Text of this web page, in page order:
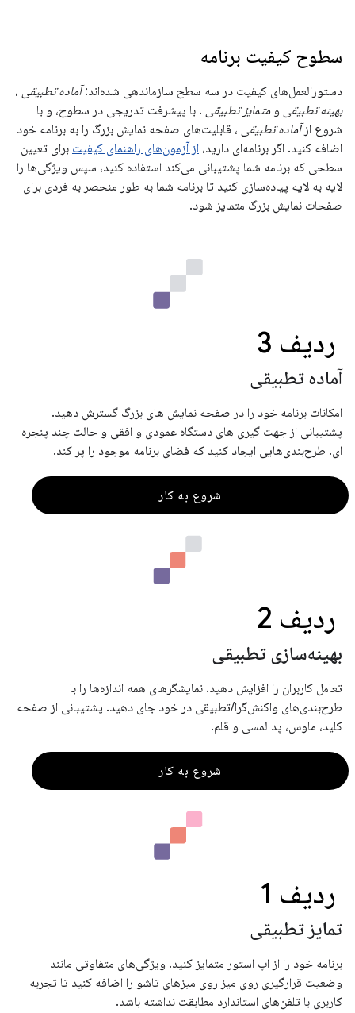
سطوح کیفیت برنامه
دستورالعمل‌های کیفیت در سه سطح سازماندهی شده‌اند:آماده تطبیقی ،
بهینه تطبیقی ​​و متمایز تطبیقی . با پیشرفت تدریجی در سطوح، و با
شروع ازآماده تطبیقی ، قابلیت‌های صفحه نمایش بزرگ را به برنامه خود
اضافه کنید. اگر برنامه‌ای دارید، از آزمون‌های راهنمای کیفیت برای تعیین
سطحی که برنامه شما پشتیبانی می‌کند استفاده کنید، سپس ویژگی‌ها را
لایه به لایه پیاده‌سازی کنید تا برنامه شما به طور منحصر به فردی برای
صفحات نمایش بزرگ متمایز شود.
ردیف 3
آماده تطبیقی
امکانات برنامه خود را در صفحه نمایش های بزرگ گسترش دهید.
پشتیبانی از جهت گیری های دستگاه عمودی و افقی و حالت چند پنجره
ای. طرح‌بندی‌هایی ایجاد کنید که فضای برنامه موجود را پر کند.
شروع به کار
ردیف 2
بهینه‌سازی تطبیقی
تعامل کاربران را افزایش دهید. نمایشگرهای همه اندازه‌ها را با
طرح‌بندی‌های واکنش‌گرا/تطبیقی ​​در خود جای دهید. پشتیبانی از صفحه
کلید، ماوس، پد لمسی و قلم.
شروع به کار
ردیف 1
تمایز تطبیقی
برنامه خود را از اپ استور متمایز کنید. ویژگی‌های متفاوتی مانند
وضعیت قرارگیری روی میز روی میزهای تاشو را اضافه کنید تا تجربه
کاربری با تلفن‌های استاندارد مطابقت نداشته باشد.